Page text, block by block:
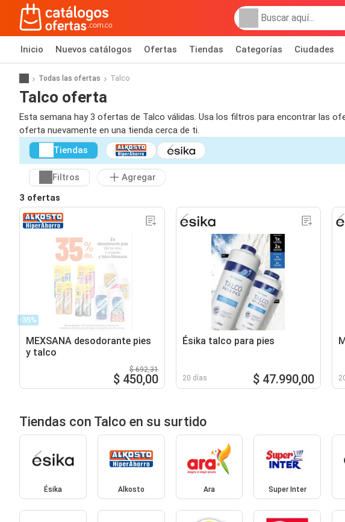
Inicio Nuevos catálogos Ofertas Tiendas Categorías Ciudades
Todas las ofertas Talco
Talco oferta
Esta semana hay 3 ofertas de Talco válidas. Usa los filtros para encontrar las
oferta nuevamente en una tienda cerca de ti.
Tiendas
Filtros
Agregar
3 ofertas
-35%
MEXSANA desodorante pies
y talco
$ 692,31
$ 450,00
Ésika talco para pies
20 días $ 47.990,00
Tiendas con Talco en su surtido
Ésika Alkosto Ara Super Inter